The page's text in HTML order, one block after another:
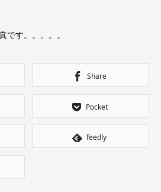
です。。。。。
Share
Pocket
feedly